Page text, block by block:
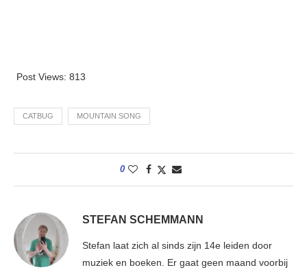
Post Views: 813
CATBUG MOUNTAIN SONG
0
STEFAN SCHEMMANN
Stefan laat zich al sinds zijn 14e leiden door
muziek en boeken. Er gaat geen maand voorbij